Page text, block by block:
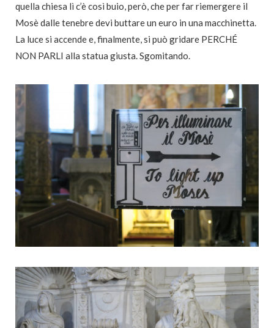
quella chiesa lì c’è così buio, però, che per far riemergere il
Mosè dalle tenebre devi buttare un euro in una macchinetta.
La luce si accende e, finalmente, si può gridare PERCHÉ
NON PARLI alla statua giusta. Sgomitando.